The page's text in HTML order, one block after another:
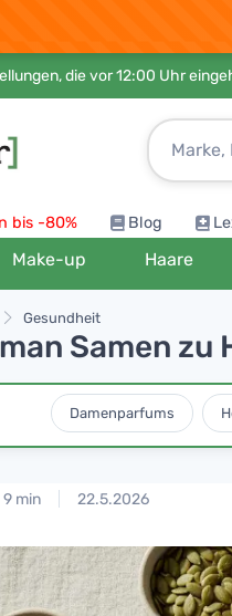
die vor 12:00 Uhr
bis -80% Blog
Make-up Haare
Gesundheit
Samen
Damenparfums
9 min 22.5.2026